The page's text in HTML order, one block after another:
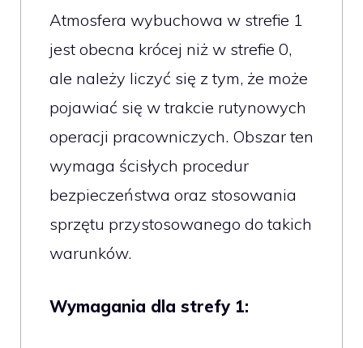
Atmosfera wybuchowa w strefie 1
jest obecna krócej niż w strefie 0,
ale należy liczyć się z tym, że może
pojawiać się w trakcie rutynowych
operacji pracowniczych. Obszar ten
wymaga ścisłych procedur
bezpieczeństwa oraz stosowania
sprzętu przystosowanego do takich
warunków.
Wymagania dla strefy 1: